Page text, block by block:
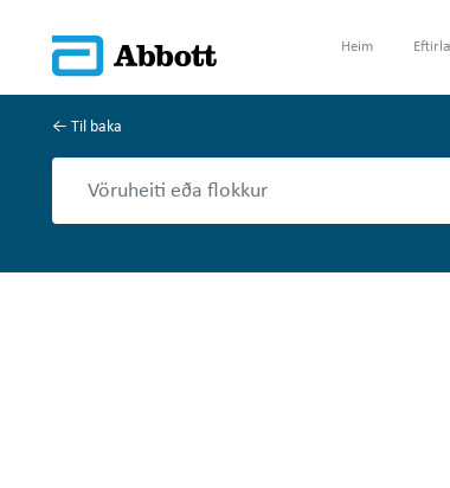
Heim
Til baka